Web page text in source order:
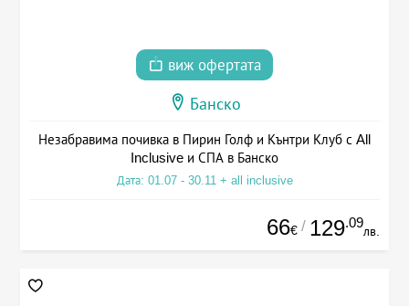
виж офертата
Банско
Незабравима почивка в Пирин Голф и Кънтри Клуб с All
Inclusive и СПА в Банско
Дата: 01.07 - 30.11 + all inclusive
66€ / 129.09
лв.